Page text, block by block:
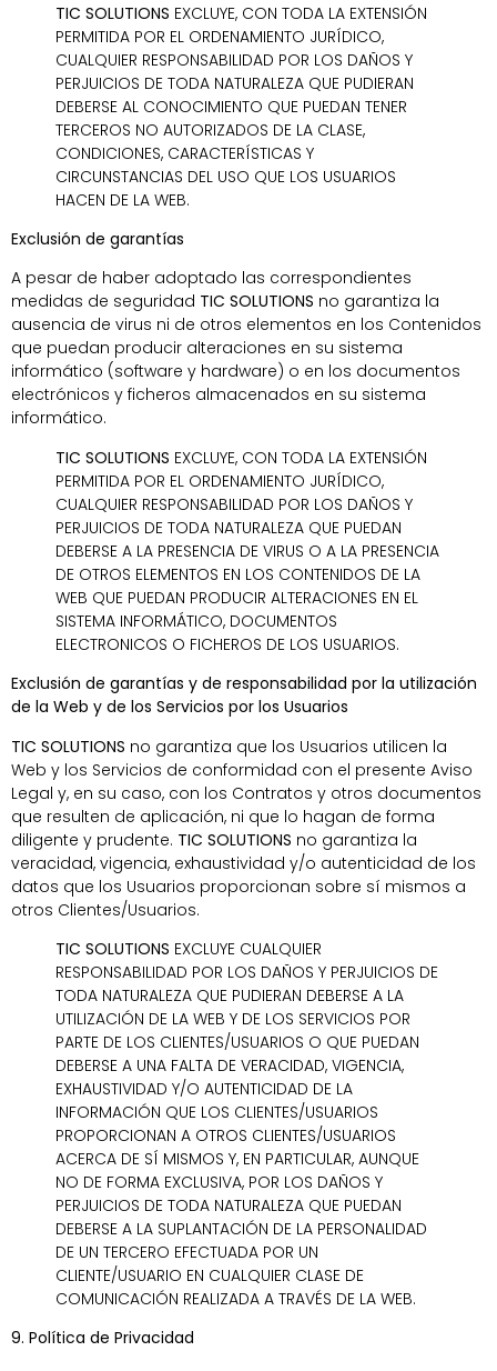
TIC SOLUTIONS EXCLUYE, CON TODA LA EXTENSIÓN
PERMITIDA POR EL ORDENAMIENTO JURÍDICO,
CUALQUIER RESPONSABILIDAD POR LOS DAÑOS Y
PERJUICIOS DE TODA NATURALEZA QUE PUDIERAN
DEBERSE AL CONOCIMIENTO QUE PUEDAN TENER
TERCEROS NO AUTORIZADOS DE LA CLASE,
CONDICIONES, CARACTERÍSTICAS Y
CIRCUNSTANCIAS DEL USO QUE LOS USUARIOS
HACEN DE LA WEB.
Exclusión de garantías
A pesar de haber adoptado las correspondientes
medidas de seguridad TIC SOLUTIONS no garantiza la
ausencia de virus ni de otros elementos en los Contenidos
que puedan producir alteraciones en su sistema
informático (software y hardware) o en los documentos
electrónicos y ficheros almacenados en su sistema
informático.
TIC SOLUTIONS EXCLUYE, CON TODA LA EXTENSIÓN
PERMITIDA POR EL ORDENAMIENTO JURÍDICO,
CUALQUIER RESPONSABILIDAD POR LOS DAÑOS Y
PERJUICIOS DE TODA NATURALEZA QUE PUEDAN
DEBERSE A LA PRESENCIA DE VIRUS O A LA PRESENCIA
DE OTROS ELEMENTOS EN LOS CONTENIDOS DE LA
WEB QUE PUEDAN PRODUCIR ALTERACIONES EN EL
SISTEMA INFORMÁTICO, DOCUMENTOS
ELECTRONICOS O FICHEROS DE LOS USUARIOS.
Exclusión de garantías y de responsabilidad por la utilización
de la Web y de los Servicios por los Usuarios
TIC SOLUTIONS no garantiza que los Usuarios utilicen la
Web y los Servicios de conformidad con el presente Aviso
Legal y, en su caso, con los Contratos y otros documentos
que resulten de aplicación, ni que lo hagan de forma
diligente y prudente. TIC SOLUTIONS no garantiza la
veracidad, vigencia, exhaustividad y/o autenticidad de los
datos que los Usuarios proporcionan sobre sí mismos a
otros Clientes/Usuarios.
TIC SOLUTIONS EXCLUYE CUALQUIER
RESPONSABILIDAD POR LOS DAÑOS Y PERJUICIOS DE
TODA NATURALEZA QUE PUDIERAN DEBERSE A LA
UTILIZACIÓN DE LA WEB Y DE LOS SERVICIOS POR
PARTE DE LOS CLIENTES/USUARIOS O QUE PUEDAN
DEBERSE A UNA FALTA DE VERACIDAD, VIGENCIA,
EXHAUSTIVIDAD Y/O AUTENTICIDAD DE LA
INFORMACIÓN QUE LOS CLIENTES/USUARIOS
PROPORCIONAN A OTROS CLIENTES/USUARIOS
ACERCA DE SÍ MISMOS Y, EN PARTICULAR, AUNQUE
NO DE FORMA EXCLUSIVA, POR LOS DAÑOS Y
PERJUICIOS DE TODA NATURALEZA QUE PUEDAN
DEBERSE A LA SUPLANTACIÓN DE LA PERSONALIDAD
DE UN TERCERO EFECTUADA POR UN
CLIENTE/USUARIO EN CUALQUIER CLASE DE
COMUNICACIÓN REALIZADA A TRAVÉS DE LA WEB.
9. Política de Privacidad